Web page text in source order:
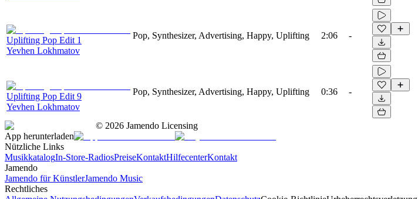
Uplifting Pop Edit 1
Yevhen Lokhmatov
Pop, Synthesizer, Advertising, Happy, Uplifting 2:06 -
Uplifting Pop Edit 9
Yevhen Lokhmatov
Pop, Synthesizer, Advertising, Happy, Uplifting 0:36 -
© 2026 Jamendo Licensing
App herunterladen
Nützliche Links
MusikkatalogIn-Store-RadiosPreiseKontaktHilfecenterKontakt
Jamendo
Jamendo für KünstlerJamendo Music
Rechtliches